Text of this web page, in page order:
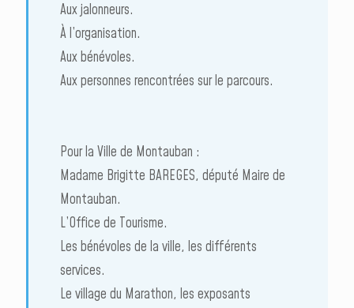
Aux jalonneurs.
À l’organisation.
Aux bénévoles.
Aux personnes rencontrées sur le parcours.
Pour la Ville de Montauban :
Madame Brigitte BAREGES, député Maire de
Montauban.
L’Office de Tourisme.
Les bénévoles de la ville, les différents
services.
Le village du Marathon, les exposants